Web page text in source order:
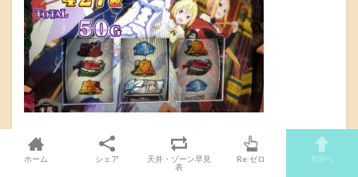
50Gで終わる・・・
ホーム シェア
天井・ゾーン早見
表
Re:ゼロ TOPへ